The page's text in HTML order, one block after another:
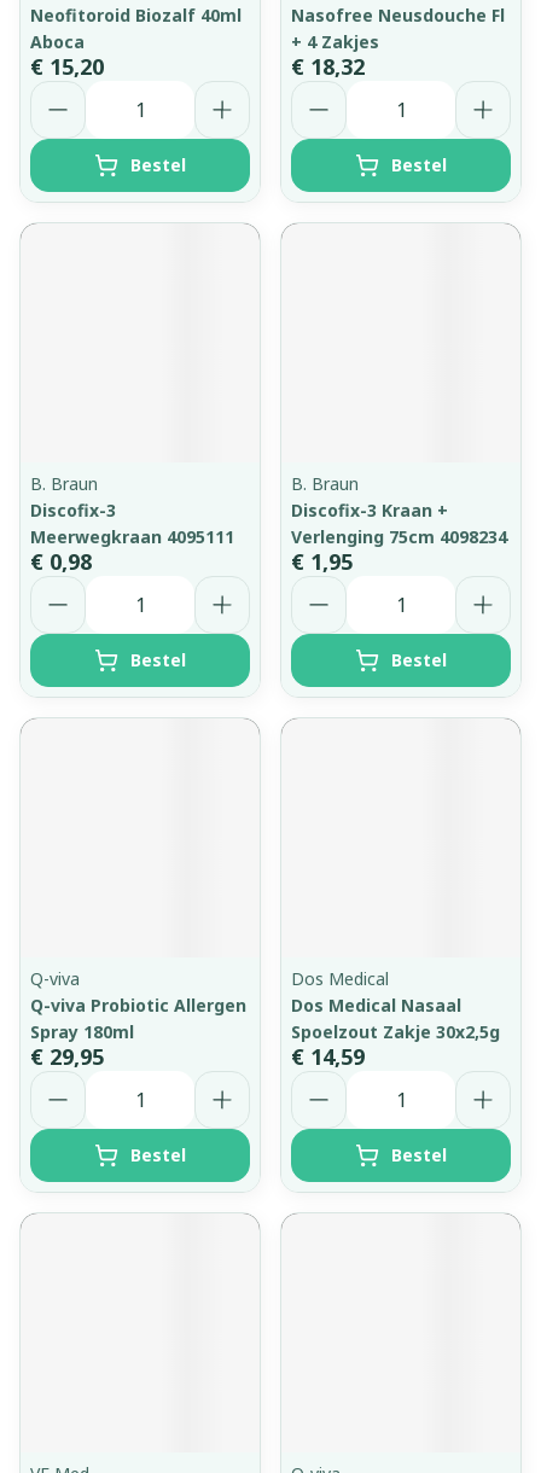
Neofitoroid Biozalf 40ml
Aboca
€ 15,20
Aantal
Bestel
Nasofree Neusdouche Fl
+ 4 Zakjes
€ 18,32
Aantal
Bestel
B. Braun
Discofix-3
Meerwegkraan 4095111
€ 0,98
Aantal
Bestel
B. Braun
Discofix-3 Kraan +
Verlenging 75cm 4098234
€ 1,95
Aantal
Bestel
Q-viva
Q-viva Probiotic Allergen
Spray 180ml
€ 29,95
Aantal
Bestel
Dos Medical
Dos Medical Nasaal
Spoelzout Zakje 30x2,5g
€ 14,59
Aantal
Bestel